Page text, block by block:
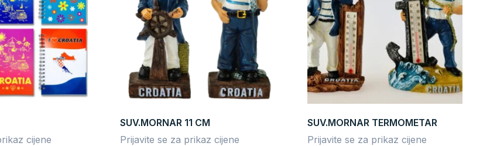
cijene
SUV.MORNAR 11 CM
Prijavite se za prikaz cijene
SUV.MORNAR TERMOMETAR
Prijavite se za prikaz cijene